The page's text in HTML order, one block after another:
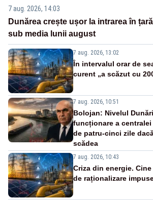
7 aug. 2026, 14:03
Dunărea crește ușor la intrarea în
sub media lunii august
7 aug. 2026, 13:02
În intervalul orar de
curent „a scăzut cu
7 aug. 2026, 10:51
Bolojan: Nivelul
funcționare a centralei
de patru-cinci zile
scădea
7 aug. 2026, 10:43
Criza din energie.
de raționalizare